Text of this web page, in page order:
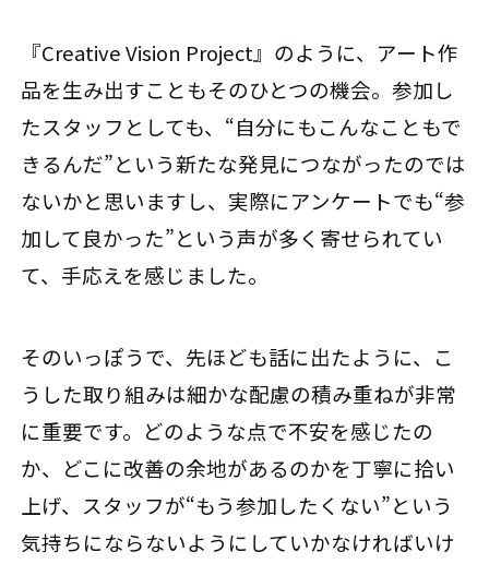
『Creative Vision Project』のように、アート作
品を生み出すこともそのひとつの機会。参加し
たスタッフとしても、“自分にもこんなこともで
きるんだ”という新たな発見につながったのでは
ないかと思いますし、実際にアンケートでも“参
加して良かった”という声が多く寄せられてい
て、手応えを感じました。
そのいっぽうで、先ほども話に出たように、こ
うした取り組みは細かな配慮の積み重ねが非常
に重要です。どのような点で不安を感じたの
か、どこに改善の余地があるのかを丁寧に拾い
上げ、スタッフが“もう参加したくない”という
気持ちにならないようにしていかなければいけ